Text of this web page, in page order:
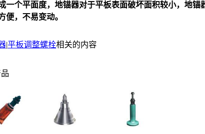
一个平面度， 地锚器对于平板表面破坏面积较小， 地锚
便，不易变动。
|平板调整螺栓相关的内容